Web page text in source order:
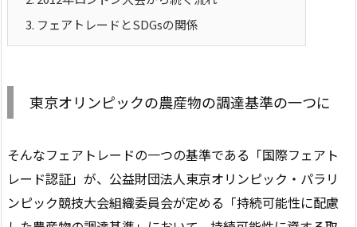
3. フェアトレードとSDGsの関係
東京オリンピックの農産物の調達基準の一つに
そんなフェアトレードの一つの基準である「国際フェアト
レード認証」が、公益財団法人東京オリンピック・パラリ
ンピック競技大会組織委員会が定める「持続可能性に配慮